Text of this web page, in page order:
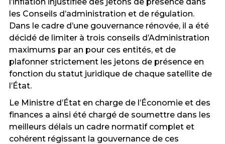
les Conseils d’administration et de régulation.
Dans le cadre d’une gouvernance rénovée, il a été
décidé de limiter à trois conseils d’Administration
maximums par an pour ces entités, et de
plafonner strictement les jetons de présence en
fonction du statut juridique de chaque satellite de
l’État.
Le Ministre d’État en charge de l’Économie et des
finances a ainsi été chargé de soumettre dans les
meilleurs délais un cadre normatif complet et
cohérent régissant la gouvernance de ces